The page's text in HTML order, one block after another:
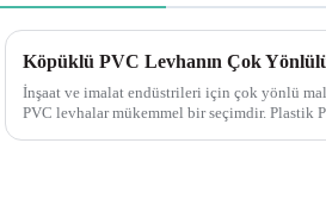
Köpüklü PVC Levhanın Çok
İnşaat ve imalat endüstrileri için çok yönlü
PVC levhalar